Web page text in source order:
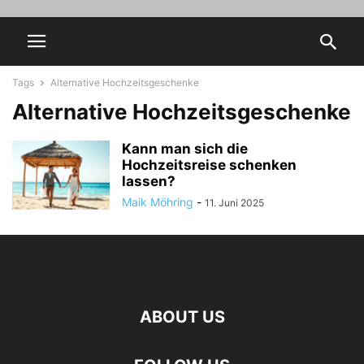
Tags Alternative Hochzeitsgeschenke
Alternative Hochzeitsgeschenke
Kann man sich die
Hochzeitsreise schenken
lassen?
Maik Möhring - 11. Juni 2025
ABOUT US